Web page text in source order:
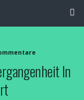
In